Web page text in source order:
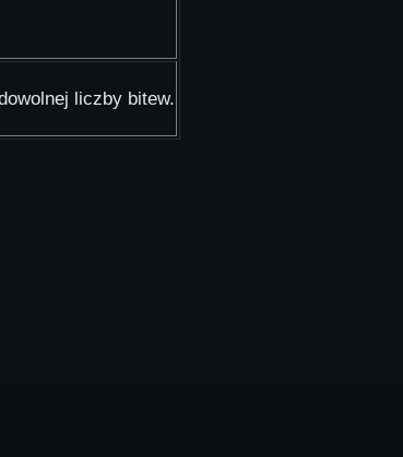
liczby bitew.